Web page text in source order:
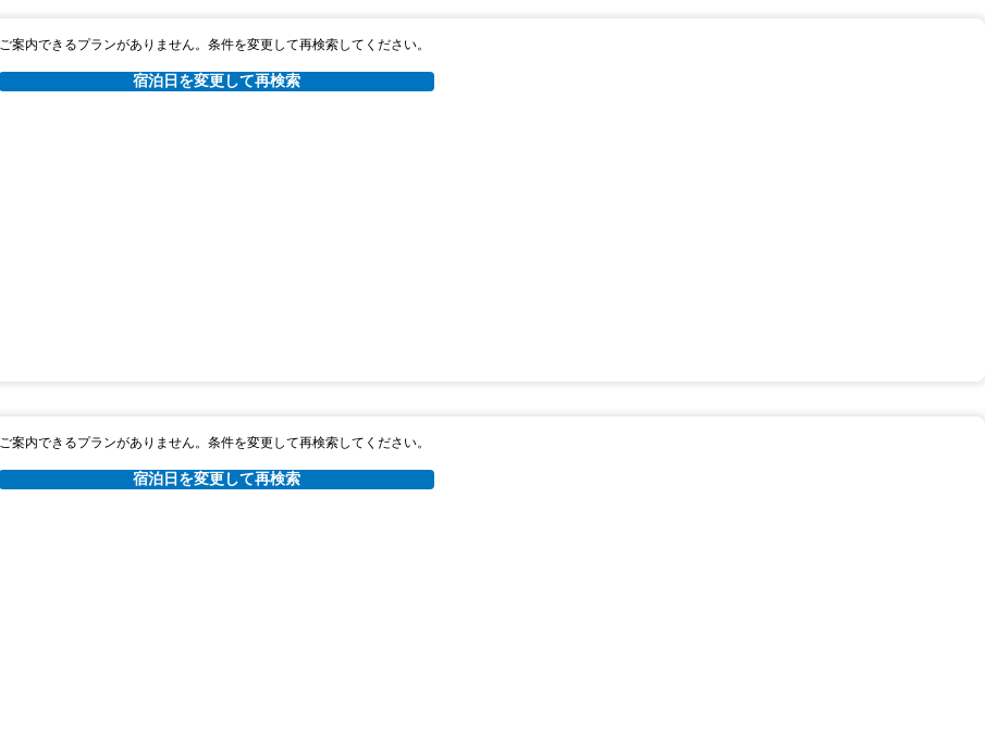
ご案内できるプランがありません。条件を変更して再検索してください。
宿泊日を変更して再検索
ご案内できるプランがありません。条件を変更して再検索してください。
宿泊日を変更して再検索